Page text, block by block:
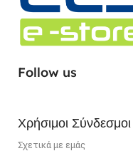
ΣΗΜΕΊΟ ΚΟΠΉΣ
ΧΡΏΜΑ ΦΩΤΌΣ
ΙΣΧΎΣ 22 W/m
Follow us
Χρήσιμοι Σύνδεσμοι
Σχετικά με εμάς